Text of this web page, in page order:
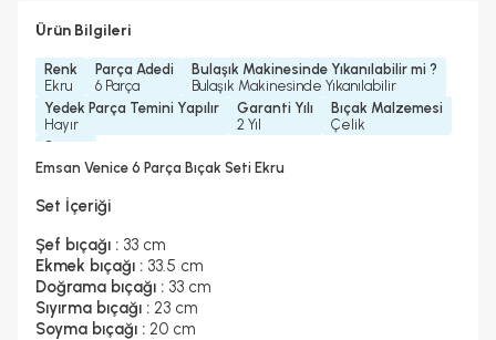
Ürün Bilgileri
Renk
Ekru
Parça Adedi
6 Parça
Bulaşık Makinesinde Yıkanılabilir mi ?
Bulaşık Makinesinde Yıkanılabilir
Yedek Parça Temini Yapılır
Hayır
Garanti Yılı
2 Yıl
Bıçak Malzemesi
Çelik
Stant
Stantlı
Emsan Venice 6 Parça Bıçak Seti Ekru
Set İçeriği
Şef bıçağı : 33 cm
Ekmek bıçağı : 33.5 cm
Doğrama bıçağı : 33 cm
Sıyırma bıçağı : 23 cm
Soyma bıçağı : 20 cm